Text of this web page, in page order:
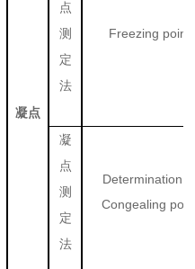
凝点
点
测
定
法
Freezing point
凝
点
测
定
法
Determination
Congealing